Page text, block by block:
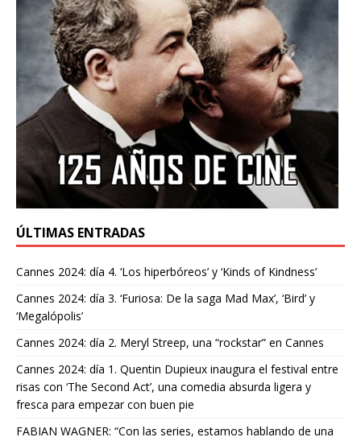
ÚLTIMAS ENTRADAS
Cannes 2024: día 4. ‘Los hiperbóreos’ y ‘Kinds of Kindness’
Cannes 2024: día 3. ‘Furiosa: De la saga Mad Max’, ‘Bird’ y
‘Megalópolis’
Cannes 2024: día 2. Meryl Streep, una “rockstar” en Cannes
Cannes 2024: día 1. Quentin Dupieux inaugura el festival entre
risas con ‘The Second Act’, una comedia absurda ligera y
fresca para empezar con buen pie
FABIAN WAGNER: “Con las series, estamos hablando de una